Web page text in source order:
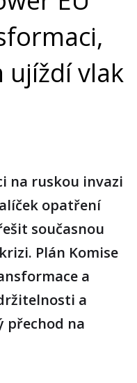
ujíždí vlak
na ruskou invazi
opatření
současnou
Plán Komise
a
a
přechod na